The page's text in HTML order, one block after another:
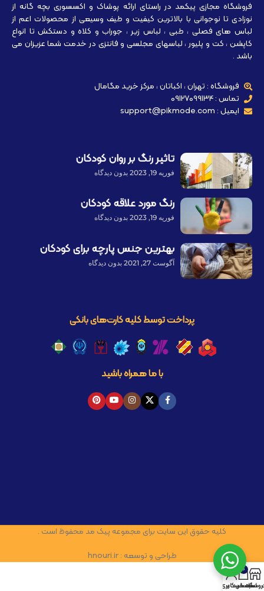
فروشگاه مجازی پیکمد در راستای ارائه پوشاک و اکسسوری بچه گانه از
نوزادی تا نوجوانی با بالاترین کیفیت و طیف وسیعی از محصولات اعم از
لباس های فصلی ، طبی ، لباس زیر ، جوراب و کلاه و دستکش تا انواع
کاپشن ، کت و پلیور ، لباسهای مجلسی و فانتزی در خدمت شما عزیزان می
باشد .
فروشگاه : تهران ، اکباتان ، مرکز خرید مگامال
تماس : 09127099134
ایمیل : support@pikmode.com
تاثیر رنگ بر روان کودکان
فوریه 19, 2023 بدون دیدگاه
رنگ مورد علاقه کودکان
فوریه 19, 2023 بدون دیدگاه
بهترین جنس پارچه برای کودکان
آگوست 27, 2021 بدون دیدگاه
پرداخت توسط کلیه کارت‌های بانکی
با ما همراه باشید
کلیه حقوق این سایت برای مجموعه پیک مد محفوظ است .
طراحی و توسعه : hnouri.ir
0
سبد خرید
حساب کاربری من